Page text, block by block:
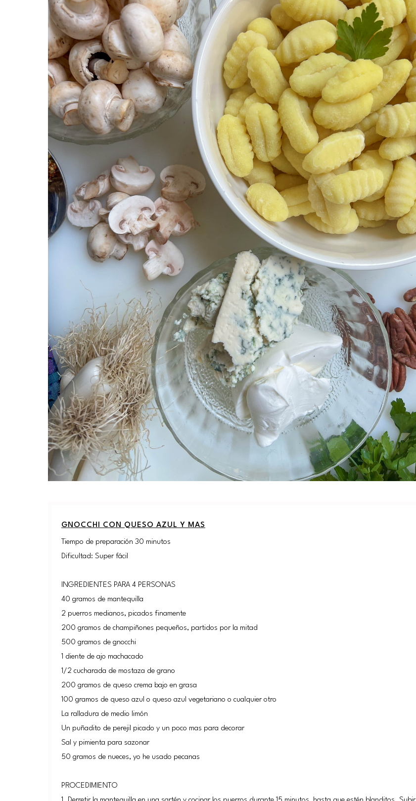
GNOCCHI CON QUESO AZUL Y MAS
Tiempo de preparación 30 minutos
Dificultad: Super fácil
INGREDIENTES PARA 4 PERSONAS
40 gramos de mantequilla
2 puerros medianos, picados finamente
200 gramos de champiñones pequeños, partidos por la mitad
500 gramos de gnocchi
1 diente de ajo machacado
1/2 cucharada de mostaza de grano
200 gramos de queso crema bajo en grasa
100 gramos de queso azul o queso azul vegetariano o cualquier otro
La ralladura de medio limón
Un puñadito de perejil picado y un poco mas para decorar
Sal y pimienta para sazonar
50 gramos de nueces, yo he usado pecanas
PROCEDIMIENTO